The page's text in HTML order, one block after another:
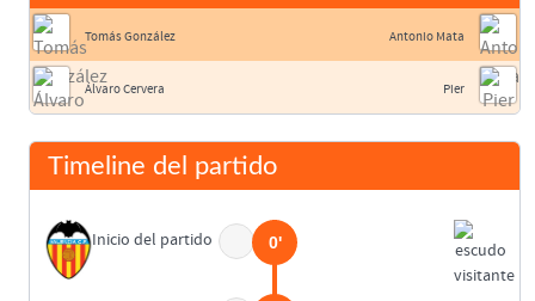
Tomás González
Álvaro Cervera
Antonio Mata
Pier
Timeline del partido
Inicio del partido 0'